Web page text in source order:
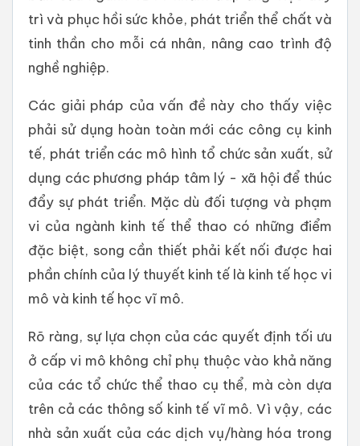
trì và phục hồi sức khỏe, phát triển thể chất và
tinh thần cho mỗi cá nhân, nâng cao trình độ
nghề nghiệp.
Các giải pháp của vấn đề này cho thấy việc
phải sử dụng hoàn toàn mới các công cụ kinh
tế, phát triển các mô hình tổ chức sản xuất, sử
dụng các phương pháp tâm lý - xã hội để thúc
đẩy sự phát triển. Mặc dù đối tượng và phạm
vi của ngành kinh tế thể thao có những điểm
đặc biệt, song cần thiết phải kết nối được hai
phần chính của lý thuyết kinh tế là kinh tế học vi
mô và kinh tế học vĩ mô.
Rõ ràng, sự lựa chọn của các quyết định tối ưu
ở cấp vi mô không chỉ phụ thuộc vào khả năng
của các tổ chức thể thao cụ thể, mà còn dựa
trên cả các thông số kinh tế vĩ mô. Vì vậy, các
nhà sản xuất của các dịch vụ/hàng hóa trong